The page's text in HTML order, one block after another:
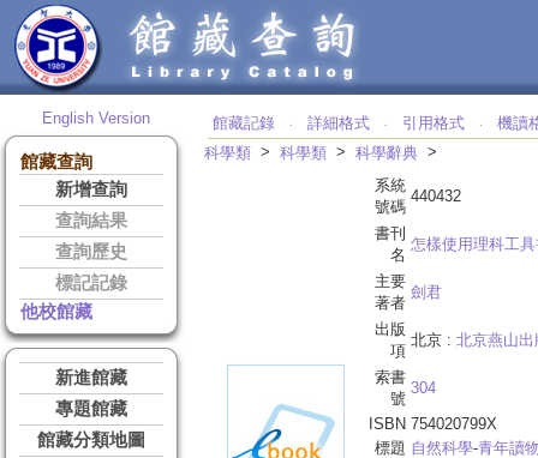
English Version
館藏查詢
新增查詢
查詢結果
查詢歷史
標記記錄
他校館藏
新進館藏
專題館藏
館藏分類地圖
館藏記錄 ‧ 詳細格式 ‧ 引用格式 ‧
機讀
科學類 > 科學類 > 科學辭典 >
系統
號碼
440432
書刊
名
怎樣使用理科工
主要
著者
劍君
出版
項
北京 : 北京燕山出
索書
號
304
ISBN 754020799X
標題 自然科學-青年讀